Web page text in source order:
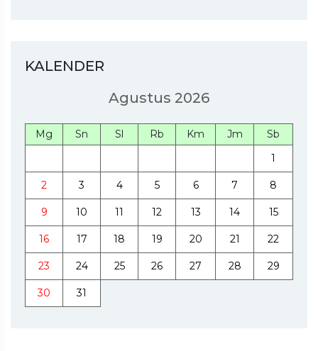
KALENDER
Agustus 2026
Mg Sn Sl Rb Km Jm
Sb
1
2 3 4 5 6 7 8
9 10 11 12 13 14 15
16 17 18 19 20 21 22
23 24 25 26 27 28 29
30 31